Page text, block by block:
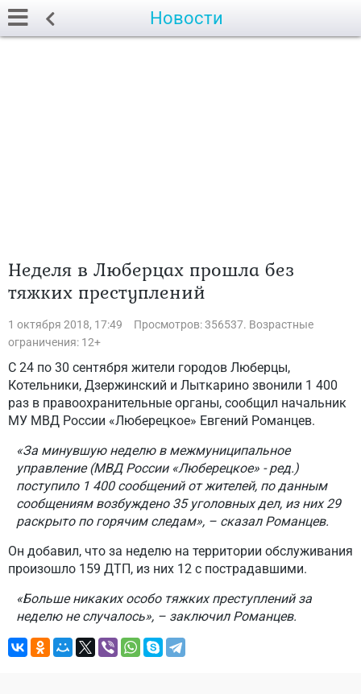
Новости
Неделя в Люберцах прошла без
тяжких преступлений
1 октября 2018, 17:49
Просмотров: 356537. Возрастные
ограничения: 12+
С 24 по 30 сентября жители городов Люберцы,
Котельники, Дзержинский и Лыткарино звонили 1 400
раз в правоохранительные органы, сообщил начальник
МУ МВД России «Люберецкое» Евгений Романцев.
«За минувшую неделю в межмуниципальное
управление (МВД России «Люберецкое» - ред.)
поступило 1 400 сообщений от жителей, по данным
сообщениям возбуждено 35 уголовных дел, из них 29
раскрыто по горячим следам», – сказал Романцев.
Он добавил, что за неделю на территории обслуживания
произошло 159 ДТП, из них 12 с пострадавшими.
«Больше никаких особо тяжких преступлений за
неделю не случалось», – заключил Романцев.